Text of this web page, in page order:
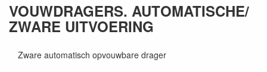
VOUWDRAGERS. AUTOMATISCHE/
ZWARE UITVOERING
Zware automatisch opvouwbare drager